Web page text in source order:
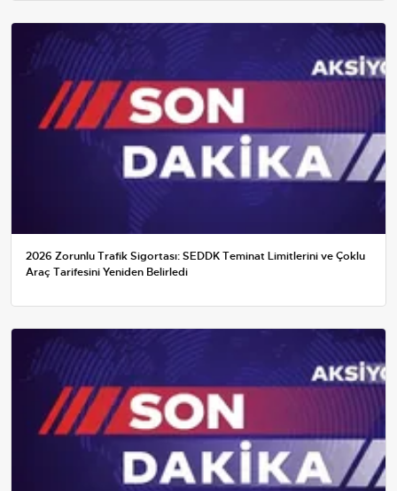
2026 Zorunlu Trafik Sigortası: SEDDK Teminat Limitlerini ve Çoklu
Araç Tarifesini Yeniden Belirledi